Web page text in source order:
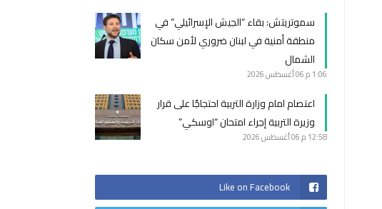
سموتريتش: بقاء “الجيش الإسرائيلي” في
منطقة أمنية في لبنان ضروري لأمن سكان
الشمال
1:06 م 06 أغسطس 2026
اعتصام امام وزارة التربية احتجاجًا على قرار
وزيرة التربية إجراء امتحان “اوسكي”
12:58 م 06 أغسطس 2026
Like on Facebook